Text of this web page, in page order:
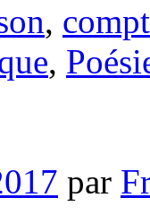
,
,
par